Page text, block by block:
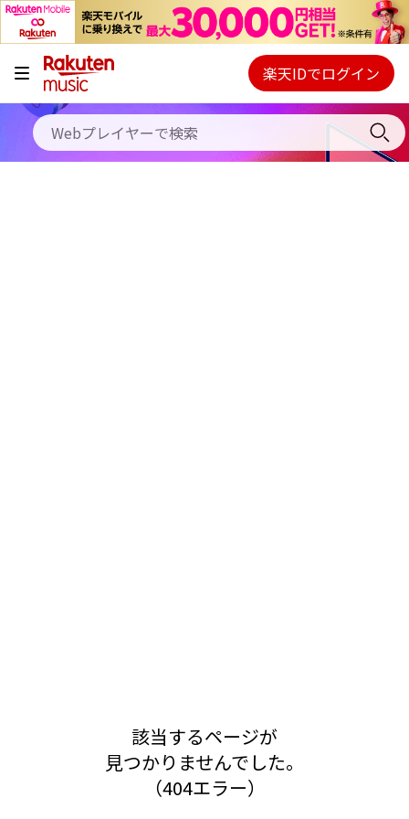
キャンペーン
料金プラン
使い方
Webプレイヤー
ご契約内容の確認・変更
楽天IDでログイン
該当するページが
見つかりませんでした。
（404エラー）